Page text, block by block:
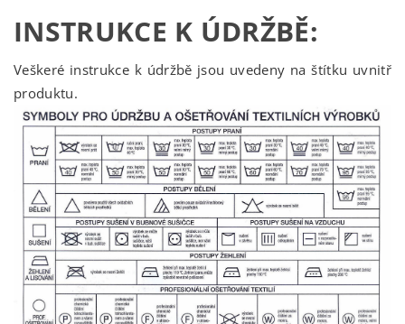
INSTRUKCE K ÚDRŽBĚ:
Veškeré instrukce k údržbě jsou uvedeny na štítku uvnitř
produktu.